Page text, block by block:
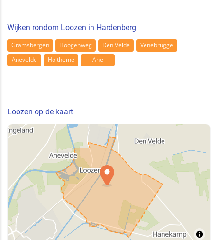
Wijken rondom Loozen in Hardenberg
Gramsbergen Hoogenweg Den Velde
Venebrugge
Anevelde
Holtheme Ane
Loozen op de kaart